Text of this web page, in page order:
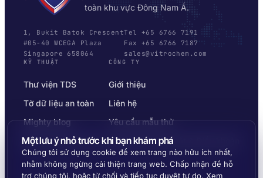
toàn khu vực Đông Nam Á.
1, Bukit Batok Crescent
#05-40 WCEGA Plaza
Singapore 658064
Tel +65 6766 7191
Fax +65 6766 7187
sales@vitrochem.com
KỸ THUẬT
Thư viện TDS
Tờ dữ liệu an toàn
Mighty blog
Bộ chọn nền vật liệu
CÔNG TY
Giới thiệu
Liên hệ
Yêu cầu mẫu thử
Chính sách bảo mật & Điều khoản
Một lưu ý nhỏ trước khi bạn khám phá
Chúng tôi sử dụng cookie để xem trang nào hữu ích nhất,
nhằm không ngừng cải thiện trang web. Chấp nhận để hỗ
trợ chúng tôi, hoặc từ chối và tiếp tục duyệt tự do. Xem